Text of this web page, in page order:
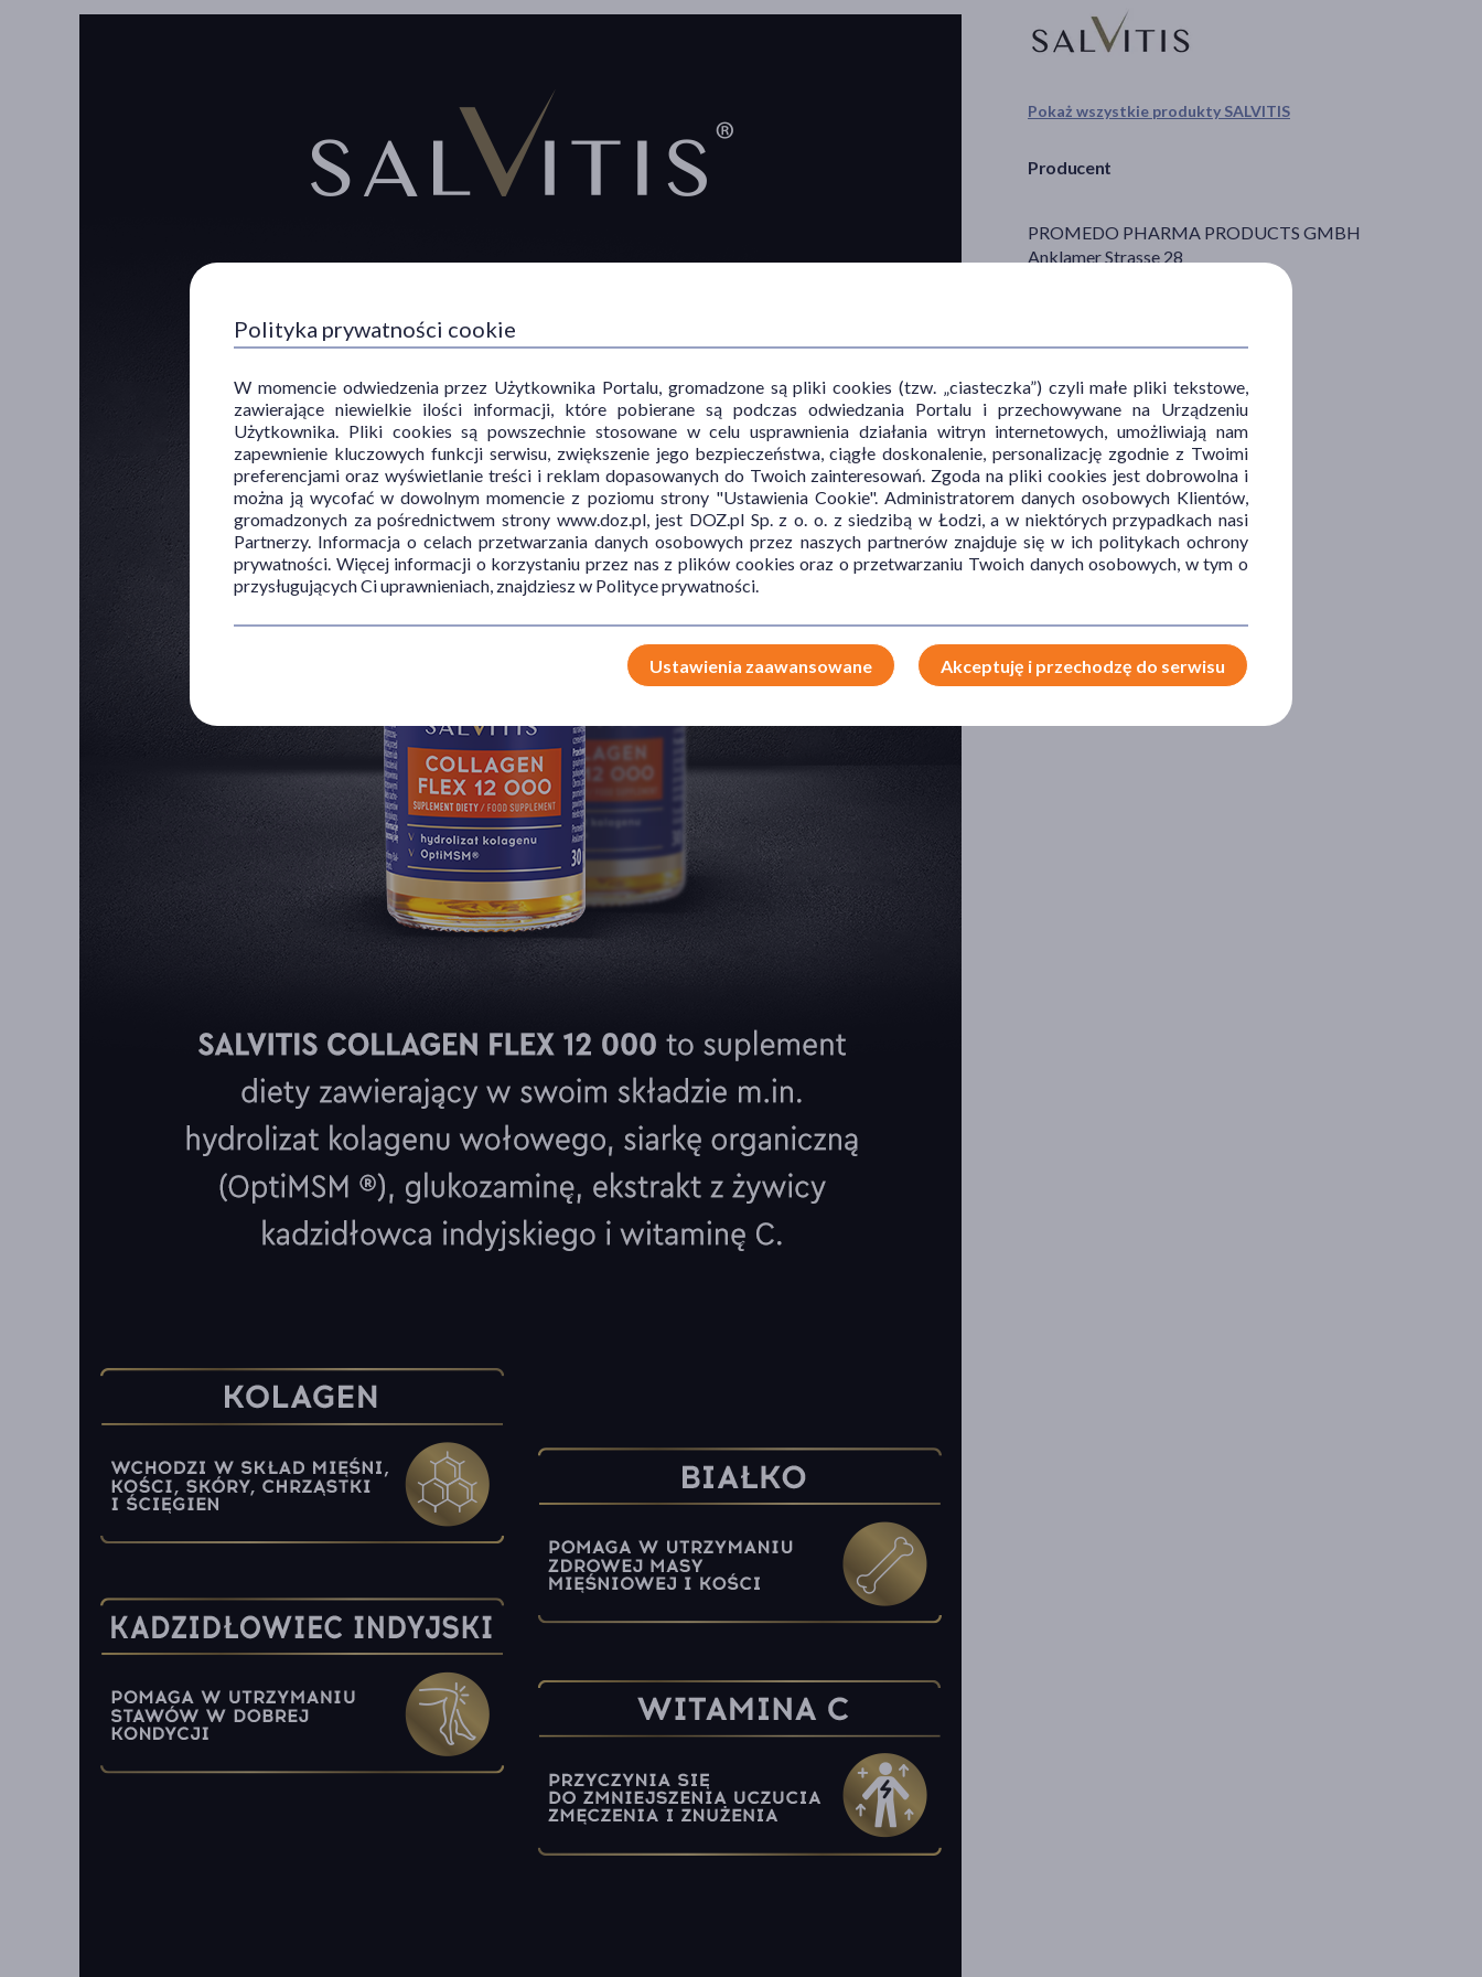
Pokaż wszystkie produkty SALVITIS
Producent
PROMEDO PHARMA PRODUCTS GMBH
Anklamer Strasse 28
Polityka prywatności cookie
W momencie odwiedzenia przez Użytkownika Portalu, gromadzone są pliki cookies (tzw. „ciasteczka”) czyli małe pliki tekstowe,
zawierające niewielkie ilości informacji, które pobierane są podczas odwiedzania Portalu i przechowywane na Urządzeniu
Użytkownika. Pliki cookies są powszechnie stosowane w celu usprawnienia działania witryn internetowych, umożliwiają nam
zapewnienie kluczowych funkcji serwisu, zwiększenie jego bezpieczeństwa, ciągłe doskonalenie, personalizację zgodnie z Twoimi
preferencjami oraz wyświetlanie treści i reklam dopasowanych do Twoich zainteresowań. Zgoda na pliki cookies jest dobrowolna i
można ją wycofać w dowolnym momencie z poziomu strony "Ustawienia Cookie". Administratorem danych osobowych Klientów,
gromadzonych za pośrednictwem strony www.doz.pl, jest DOZ.pl Sp. z o. o. z siedzibą w Łodzi, a w niektórych przypadkach nasi
Partnerzy. Informacja o celach przetwarzania danych osobowych przez naszych partnerów znajduje się w ich politykach ochrony
prywatności. Więcej informacji o korzystaniu przez nas z plików cookies oraz o przetwarzaniu Twoich danych osobowych, w tym o
przysługujących Ci uprawnieniach, znajdziesz w Polityce prywatności.
Ustawienia zaawansowane Akceptuję i przechodzę do serwisu